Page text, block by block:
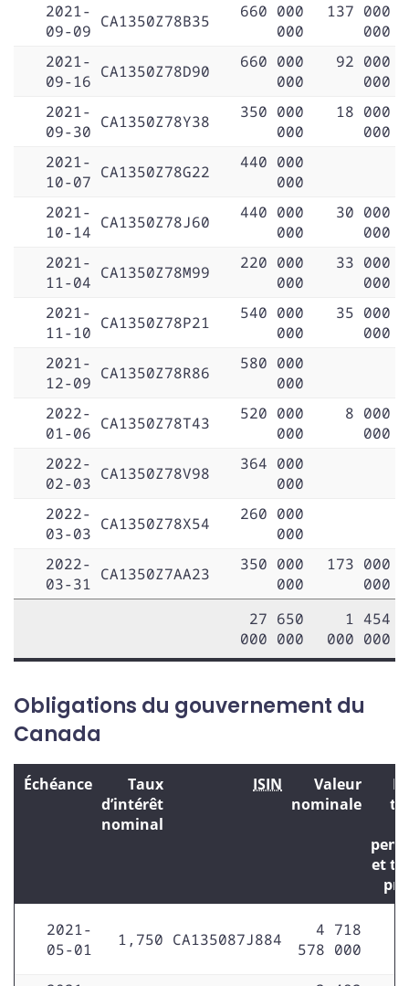
2021-
09-09 CA1350Z78B35
660 000
000
137 000
000
2021-
09-16 CA1350Z78D90
660 000
000
92 000
000
2021-
09-30 CA1350Z78Y38
350 000
000
18 000
000
2021-
10-07 CA1350Z78G22
440 000
000
2021-
10-14 CA1350Z78J60
440 000
000
30 000
000
2021-
11-04 CA1350Z78M99
220 000
000
33 000
000
2021-
11-10 CA1350Z78P21
540 000
000
35 000
000
2021-
12-09 CA1350Z78R86
580 000
000
2022-
01-06 CA1350Z78T43
520 000
000
8 000
000
2022-
02-03 CA1350Z78V98
364 000
000
2022-
03-03 CA1350Z78X54
260 000
000
2022-
03-31 CA1350Z7AA23
350 000
000
173 000
000
27 650
000 000
1 454
000 000
Obligations du gouvernement du
Canada
Échéance
Taux
d’intérêt
nominal
ISIN
Valeur
nominale
et
2021-
05-01
1,750 CA135087J884
4 718
578 000